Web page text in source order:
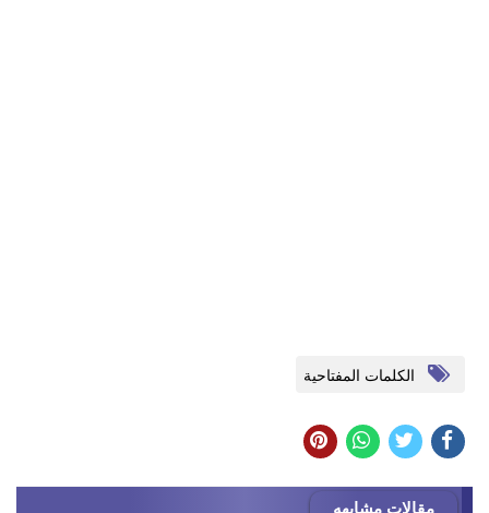
الكلمات المفتاحية
مقالات مشابهه